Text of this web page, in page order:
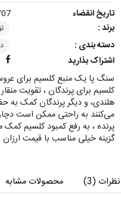
تاریخ انقضاء
برند :
دسته بندی :
اشتراک بذارید
سنگ پا یک منبع کلسیم برای
کلسیم برای پرندگان ، تقویت
هلندی، و دیگر پرندگان کمک به
می‌کنند به راحتی ممکن است
پرنده ، به رفع کمبود کلسیم
گزینه خیلی مناسب با قیمت
نظرات (3) محصولات مشابه